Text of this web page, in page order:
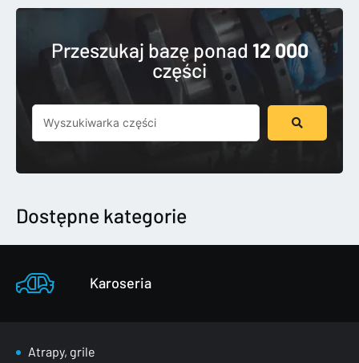
Przeszukaj bazę ponad 12 000
części
Szukaj
Dostępne kategorie
Karoseria
Atrapy, grile